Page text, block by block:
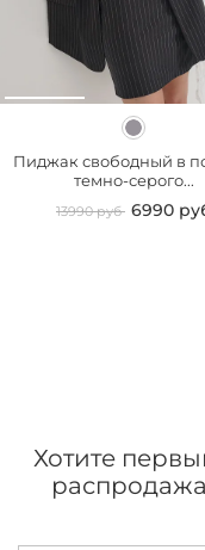
Пиджак свободный в
темно-серого...
13990 руб 6990
Хотите